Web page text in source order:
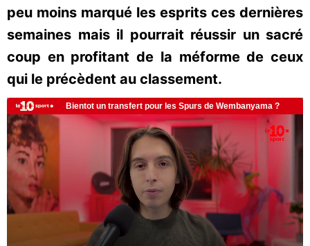
peu moins marqué les esprits ces dernières
semaines mais il pourrait réussir un sacré
coup en profitant de la méforme de ceux
qui le précèdent au classement.